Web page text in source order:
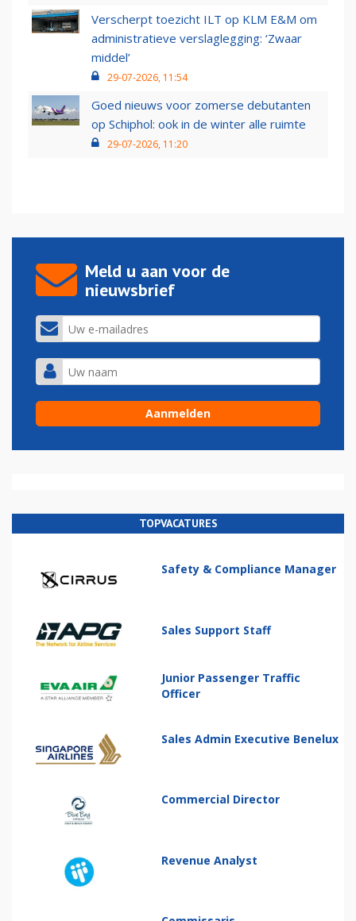
Verscherpt toezicht ILT op KLM E&M om
administratieve verslaglegging: ‘Zwaar
middel’
29-07-2026, 11:54
Goed nieuws voor zomerse debutanten
op Schiphol: ook in de winter alle ruimte
29-07-2026, 11:20
Meld u aan voor de
nieuwsbrief
TOPVACATURES
Safety & Compliance Manager
Sales Support Staff
Junior Passenger Traffic
Officer
Sales Admin Executive Benelux
Commercial Director
Revenue Analyst